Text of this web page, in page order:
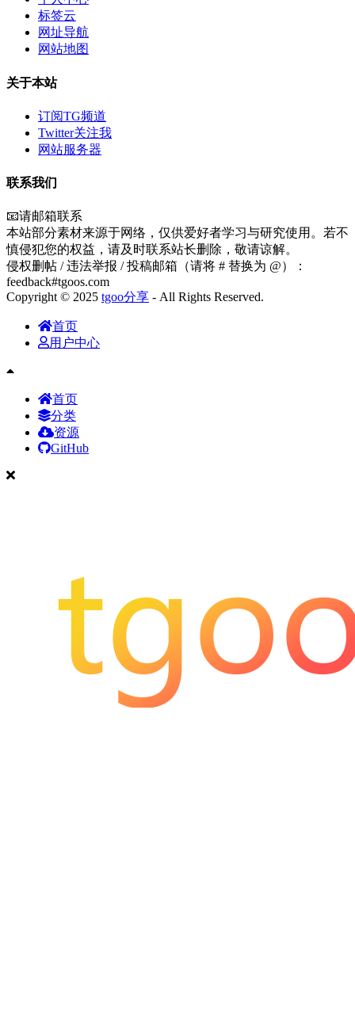
标签云
网址导航
网站地图
关于本站
订阅TG频道
Twitter关注我
网站服务器
联系我们
📧请邮箱联系
本站部分素材来源于网络，仅供爱好者学习与研究使用。若不
慎侵犯您的权益，请及时联系站长删除，敬请谅解。
侵权删帖 / 违法举报 / 投稿邮箱（请将 # 替换为 @）：
feedback#tgoos.com
Copyright © 2025 tgoo分享 - All Rights Reserved.
首页
用户中心
首页
分类
资源
GitHub